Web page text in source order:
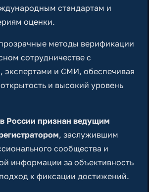
стандартам и
оценки.
методы верификации
сотрудничестве с
экспертами и СМИ, обеспечивая
и высокий уровень
России признан ведущим
, заслужившим
сообщества и
информации за объективность
к фиксации достижений.